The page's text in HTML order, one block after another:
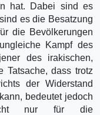
hat. Dabei sind es
es die Besatzung
die Bevölkerungen
Kampf des
des irakischen,
Tatsache, dass trotz
der Widerstand
bedeutet jedoch
nur für die